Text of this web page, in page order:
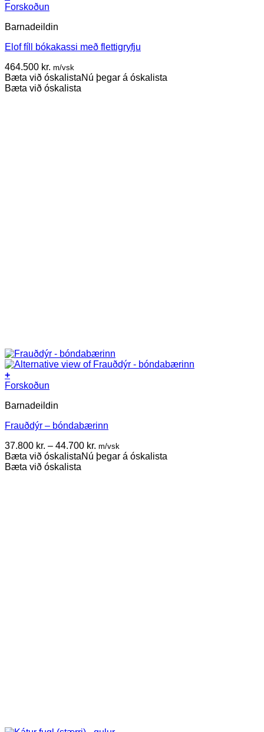
Forskoðun
Barnadeildin
Elof fíll bókakassi með flettigryfju
464.500 kr. m/vsk
Bæta við óskalistaNú þegar á óskalista
Bæta við óskalista
+
This
has
variants.
options
may
be
Forskoðun
Barnadeildin
Frauðdýr – bóndabærinn
37.800 kr. – 44.700 kr. Price
range:
m/vsk
Bæta við óskalistaNú þegar á óskalista
Bæta við óskalista